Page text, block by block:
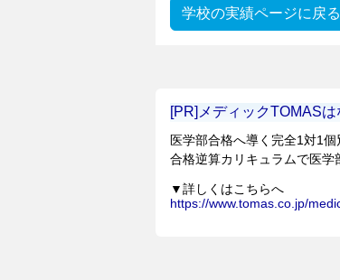
学校の実績ページに戻る